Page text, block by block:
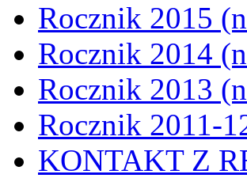
Rocznik 2015
Rocznik 2014
Rocznik 2013
Rocznik 2011-
KONTAKT Z